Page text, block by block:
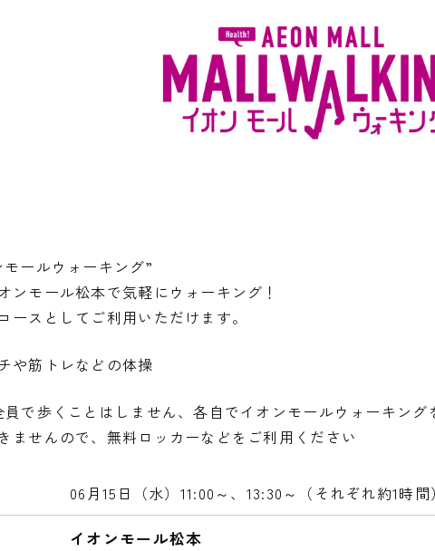
ールウォーキング”
ンモール松本で気軽にウォーキング！
ースとしてご利用いただけます。
や筋トレなどの体操
で歩くことはしません、各自でイオンモールウォーキング
ませんので、無料ロッカーなどをご利用ください
06月15日（水） 11:00～、13:30～（それぞれ約1時間）
イオンモール松本